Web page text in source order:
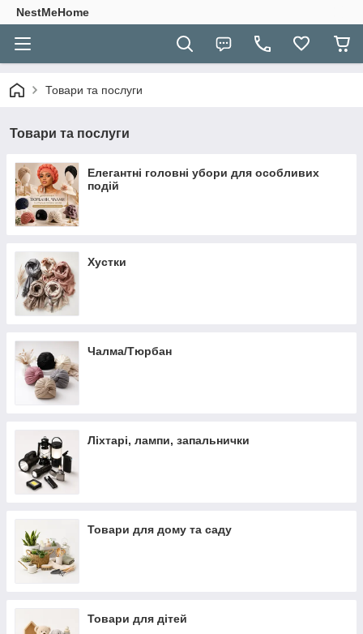
NestMeHome
Товари та послуги
Товари та послуги
Елегантні головні убори для особливих
подій
Хустки
Чалма/Тюрбан
Ліхтарі, лампи, запальнички
Товари для дому та саду
Товари для дітей